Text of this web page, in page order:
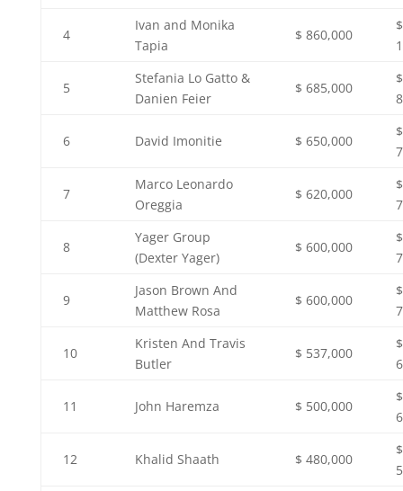
4
Ivan and Monika
Tapia
$ 860,000
$
5
Stefania Lo Gatto &
Danien Feier
$ 685,000
$
6 David Imonitie $ 650,000
$
7
Marco Leonardo
Oreggia
$ 620,000
$
8
Yager Group
(Dexter Yager)
$ 600,000
$
9
Jason Brown And
Matthew Rosa
$ 600,000
$
10
Kristen And Travis
Butler
$ 537,000
$
11 John Haremza $ 500,000
$
12 Khalid Shaath $ 480,000
$